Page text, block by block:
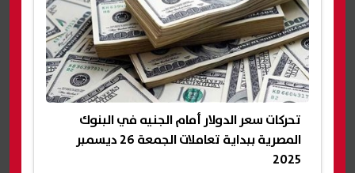
تحركات سعر الدولار أمام الجنيه في البنوك
المصرية ببداية تعاملات الجمعة 26 ديسمبر
2025